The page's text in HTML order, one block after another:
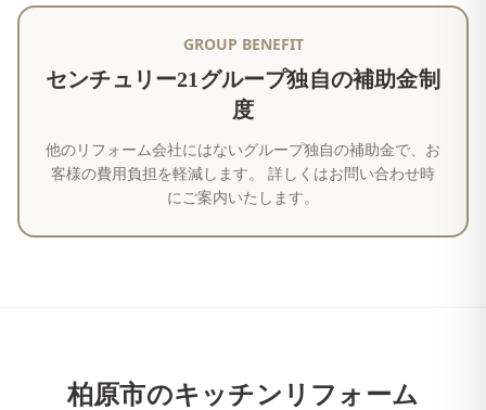
GROUP BENEFIT
センチュリー21グループ独自の補助金制
度
他のリフォーム会社にはないグループ独自の補助金で、お
客様の費用負担を軽減します。 詳しくはお問い合わせ時
にご案内いたします。
柏原市のキッチンリフォーム